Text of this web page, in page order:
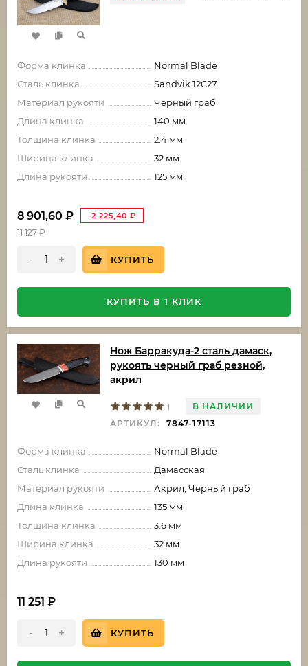
Форма клинка
Normal Blade
Сталь клинка
Sandvik 12C27
Материал рукояти
Черный граб
Длина клинка
140 мм
Толщина клинка
2.4 мм
Ширина клинка
32 мм
Длина рукояти
125 мм
8 901,60 ₽ -2 225,40 ₽
11 127₽
- + КУПИТЬ
КУПИТЬ В 1 КЛИК
Нож Барракуда-2 сталь дамаск,
рукоять черный граб резной,
акрил
1
В НАЛИЧИИ
АРТИКУЛ:
7847-17113
Форма клинка
Normal Blade
Сталь клинка
Дамасская
Материал рукояти
Акрил, Черный граб
Длина клинка
135 мм
Толщина клинка
3.6 мм
Ширина клинка
32 мм
Длина рукояти
130 мм
11 251 ₽
- + КУПИТЬ